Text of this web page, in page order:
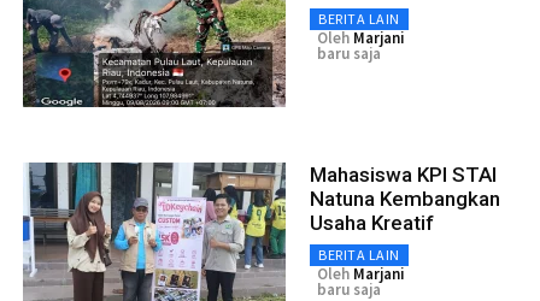
BERITA LAIN
Oleh Marjani
baru saja
Mahasiswa KPI STAI
Natuna Kembangkan
Usaha Kreatif
BERITA LAIN
Oleh Marjani
baru saja